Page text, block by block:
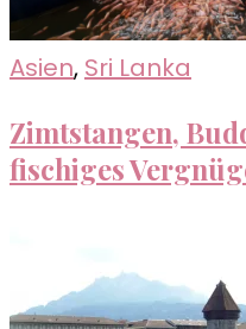
Asien, Sri Lanka
Zimtstangen,
fischiges